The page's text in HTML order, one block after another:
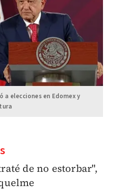
a elecciones en Edomex y
de no estorbar",